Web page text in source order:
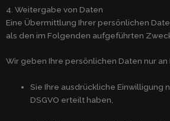
4. Weitergabe von Daten
Eine Übermittlung Ihrer persönlichen
als den im Folgenden aufgeführten
Wir geben Ihre persönlichen Daten nur
Sie Ihre ausdrückliche Einwilligung
DSGVO erteilt haben,